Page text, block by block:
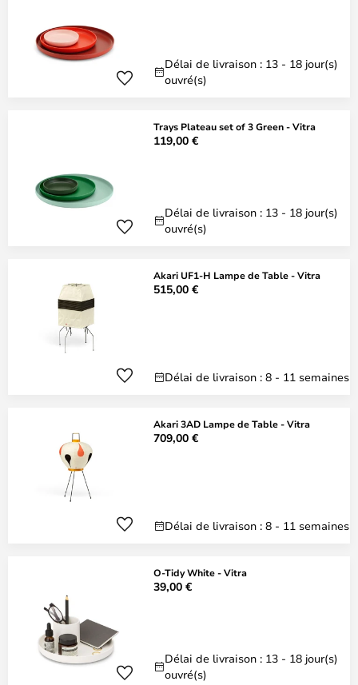
Délai de livraison : 13 - 18 jour(s)
ouvré(s)
Trays Plateau set of 3 Green - Vitra
119,00 €
Délai de livraison : 13 - 18 jour(s)
ouvré(s)
Akari UF1-H Lampe de Table - Vitra
515,00 €
Délai de livraison : 8 - 11 semaines
Akari 3AD Lampe de Table - Vitra
709,00 €
Délai de livraison : 8 - 11 semaines
O-Tidy White - Vitra
39,00 €
Délai de livraison : 13 - 18 jour(s)
ouvré(s)